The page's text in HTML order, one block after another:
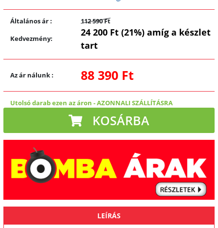
Általános ár: 112 590 Ft
Kedvezmény:
24 200 Ft (21%) amíg a készlet
tart
Az ár nálunk: 88 390 Ft
Utolsó darab ezen az áron -AZONNALI SZÁLLÍTÁSRA
KOSÁRBA
LEÍRÁS